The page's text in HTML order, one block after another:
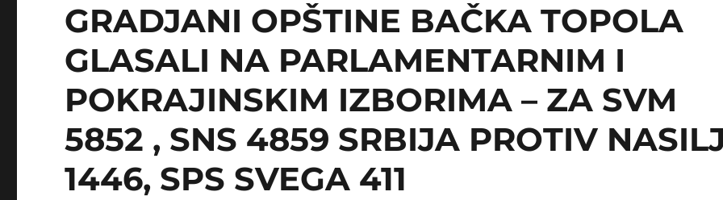
GRADJANI OPŠTINE BAČKA TOPOLA
GLASALI NA PARLAMENTARNIM I
POKRAJINSKIM IZBORIMA – ZA SVM
5852 , SNS 4859 SRBIJA PROTIV
1446, SPS SVEGA 411